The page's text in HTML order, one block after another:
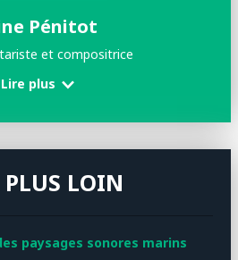
Pénitot
et compositrice
Lire plus
LOIN
paysages sonores marins